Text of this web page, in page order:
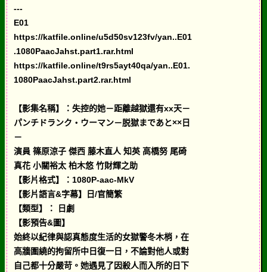
---
E01
https://katfile.online/u5d50sv123fv/yan..E01
.1080PaacJahst.part1.rar.html
https://katfile.online/t9rs5ayt40qa/yan..E01.
1080PaacJahst.part2.rar.html
【影集名稱】：失控的她－距離越獄還有xx天－
パンチドランク・ウーマン－脱獄まであと××日
－
演員 篠原涼子 傑西 藤木直人 知英 高橋努 尾碕
真花 小關裕太 柏木悠 竹財輝之助
【影片格式】：1080P-aac-MkV
【影片語言&字幕】日/官簡繁
【類型】： 日劇
【影預告&圖】
始終以紀律與認真態度生活的女獄警冬木梢，在
高牆圍繞的拘留所中日復一日，不論對他人或對
自己都十分嚴苛。她遇見了因殺人而入所的日下